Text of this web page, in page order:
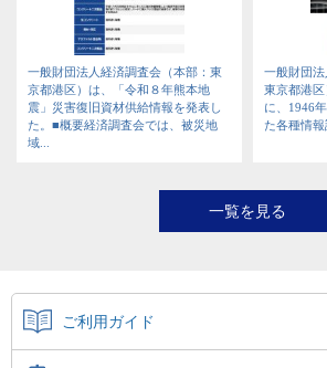
一般財団法人経済調査会（本部：東
京都港区）は、「令和８年熊本地
震」災害復旧資材供給情報を発表し
た。■概要経済調査会では、被災地
域...
一般財団法
東京都港
に、1946
た各種情報
一覧を見る
ご利用ガイド